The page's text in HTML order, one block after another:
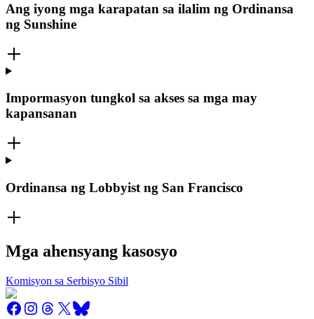
Ang iyong mga karapatan sa ilalim ng Ordinansa
ng Sunshine
Impormasyon tungkol sa akses sa mga may
kapansanan
Ordinansa ng Lobbyist ng San Francisco
Mga ahensyang kasosyo
Komisyon sa Serbisyo Sibil